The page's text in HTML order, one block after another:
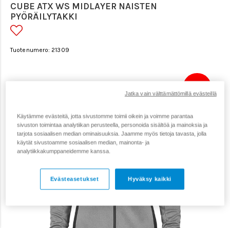
CUBE ATX WS MIDLAYER NAISTEN
PYÖRÄILYTAKKI
Tuotenumero: 21309
20 €
Käytämme evästeitä, jotta sivustomme toimii oikein ja voimme parantaa
sivuston toimintaa analytiikan perusteella, personoida sisältöä ja mainoksia ja
tarjota sosiaalisen median ominaisuuksia. Jaamme myös tietoja tavasta, jolla
käytät sivustoamme sosiaalisen median, mainonta- ja
analytiikkakumppaneidemme kanssa.
Hyväksy kaikki
Evästeasetukset
Jatka vain välttämättömillä evästeillä